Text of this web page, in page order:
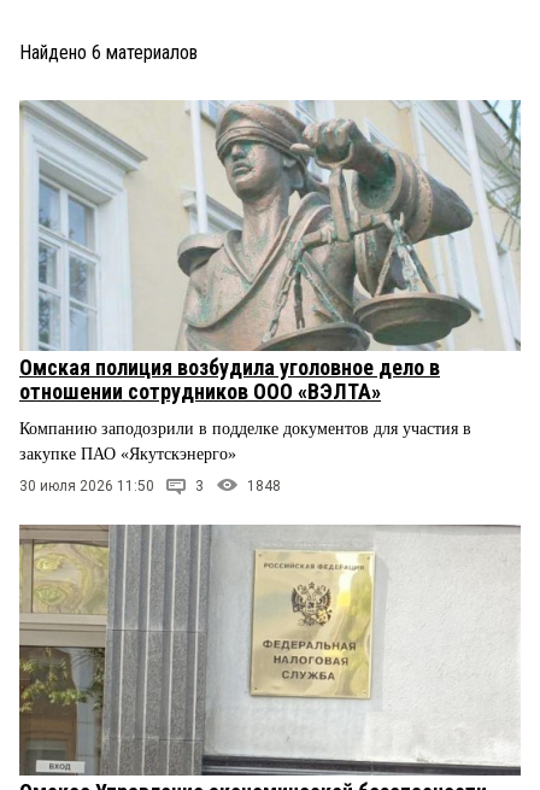
НОВОСТИ КОМПАНИЙ
ПРОИСШЕСТВИЯ
СТИЛЬ ЖИЗНИ
Найдено 6 материалов
Омская полиция возбудила уголовное дело в
отношении сотрудников ООО «ВЭЛТА»
Компанию заподозрили в подделке документов для участия в
закупке ПАО «Якутскэнерго»
30 июля 2026 11:50 3 1848